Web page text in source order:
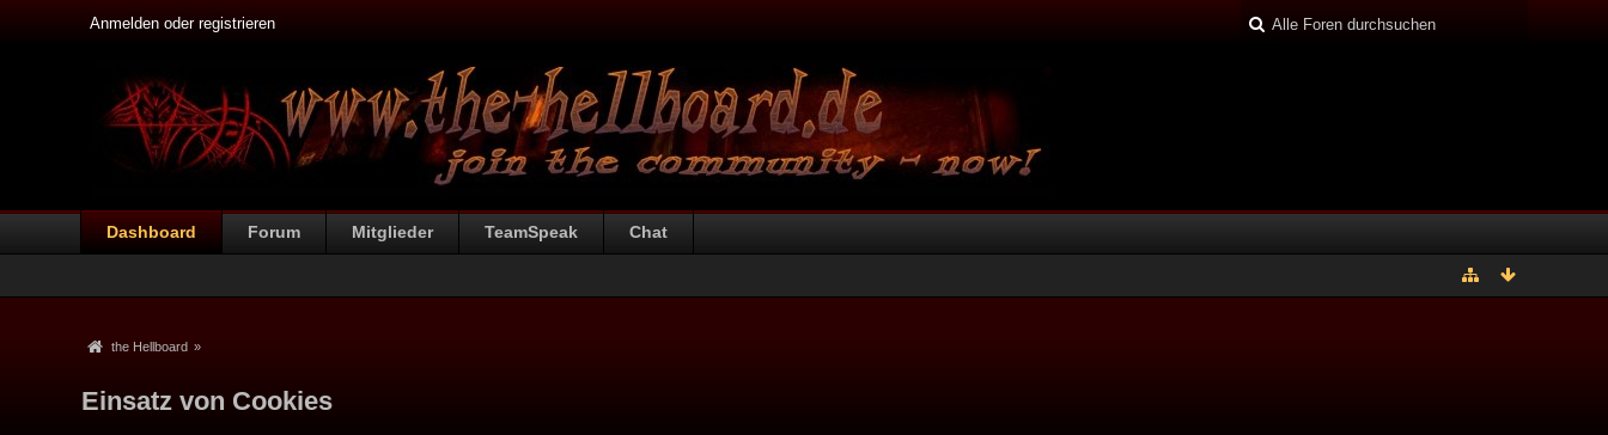
Anmelden oder registrieren
Dashboard Forum Mitglieder TeamSpeak Chat
the Hellboard »
Einsatz von Cookies